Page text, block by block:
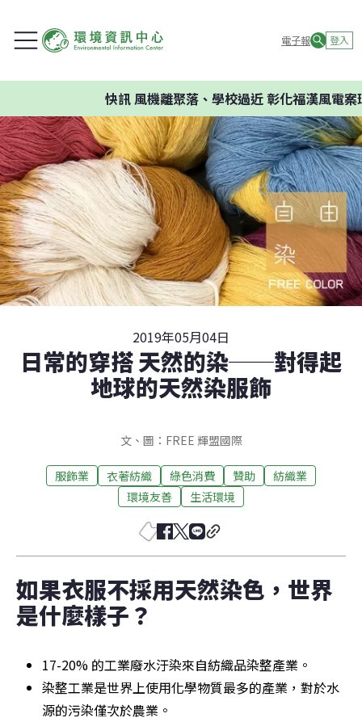
電子報 登入
風機離聚落、學校過近 彰化福漢風電案環委
2019年05月04日
日常的穿搭 天然的染──對得起
地球的天然染服飾
文、圖：FREE 輝盟國際
服飾業 衣著紡織 綠色消費 贊助
紡織業
環境友善
生活環境
如果衣服不採用天然染色，世界
是什麼樣子？
17-20% 的工業廢水汙染來自紡織品染整產業。
染整工業是世界上使用化學物質最多的產業，對於水
源的污染僅次於農業。